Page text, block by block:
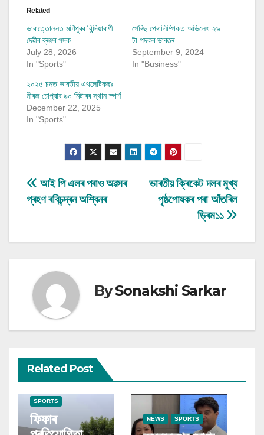
Related
ভাৰাত্তোলনত মণিপুৰৰ বিন্দিয়াৰাণী
দেৱীৰ ব্ৰঞ্জৰ পদক
July 28, 2026
In "Sports"
পেৰিছ পেৰালিম্পিকত অভিলেখ ২৯
টা পদকৰ ভাৰতৰ
September 9, 2024
In "Business"
২০২৫ চনত ভাৰতীয় এথলেটিকছঃ
নীৰজ চোপ্ৰাৰ ৯০ মিটাৰৰ স্থান স্পৰ্শ
December 22, 2025
In "Sports"
Post
navigation
ভাৰতীয় ক্ৰিকেট দলৰ মুখ্য
পৃষ্ঠপোষকৰ পৰা আঁতৰিল
ড্ৰিম১১
আই পি এলৰ পৰাও অৱসৰ
গ্ৰহণ ৰবিচন্দ্ৰন অশ্বিনৰ
BySonakshi Sarkar
Related Post
SPORTS
ফিফাৰ
NEWS SPORTS